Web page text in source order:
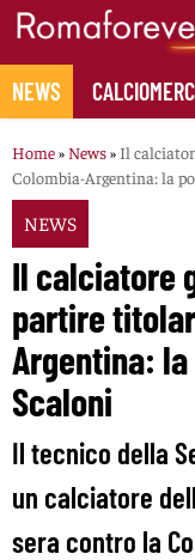
Skip
content
NEWS
Home» News» Il
Colombia-Argentina: la
NEWS
Il calciatore
partire
Argentina:
Scaloni
Il tecnico della
un calciatore
sera contro la